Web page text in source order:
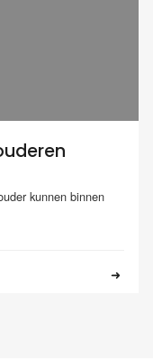
kunnen binnen